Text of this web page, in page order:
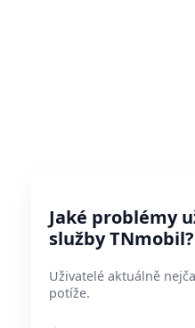
Jaké problémy
služby TNmobil?
Uživatelé aktuálně
potíže.